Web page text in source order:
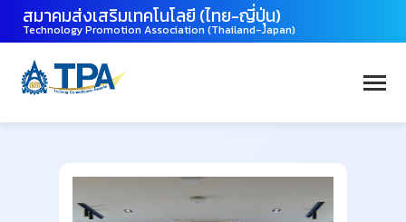
สมาคมส่งเสริมเทคโนโลยี (ไทย-ญี่ปุ่น)
Technology Promotion Association (Thailand-Japan)